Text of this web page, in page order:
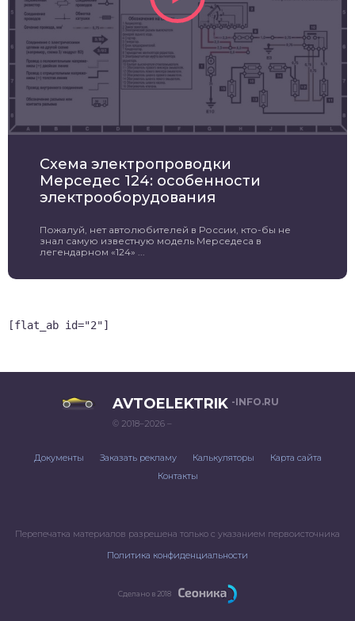
Схема электропроводки
Мерседес 124: особенности
электрооборудования
Пожалуй, нет автолюбителей в России, кто-бы не
знал самую известную модель Мерседеса в
легендарном «124» ...
[flat_ab id="2"]
AVTOELEKTRIK -INFO.RU
© 2018–2026 –
Документы Заказать рекламу Калькуляторы
Карта сайта
Контакты
Перепечатка материалов разрешена только с указанием первоисточника
Политика конфиденциальности
Сделано в 2018